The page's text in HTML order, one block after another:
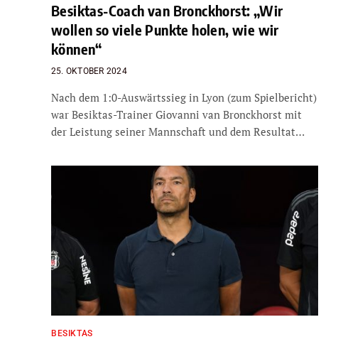
Besiktas-Coach van Bronckhorst: „Wir
wollen so viele Punkte holen, wie wir
können“
25. OKTOBER 2024
Nach dem 1:0-Auswärtssieg in Lyon (zum Spielbericht)
war Besiktas-Trainer Giovanni van Bronckhorst mit
der Leistung seiner Mannschaft und dem Resultat…
BESIKTAS